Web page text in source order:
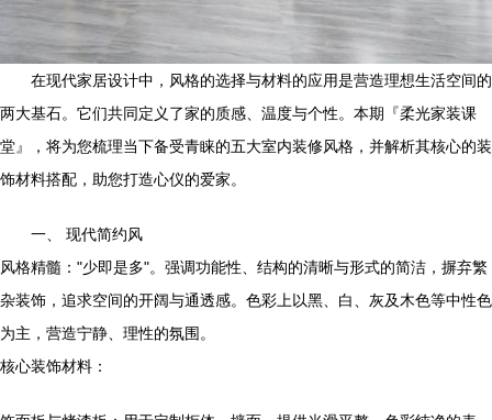
在现代家居设计中，风格的选择与材料的应用是营造理想生活空间的
两大基石。它们共同定义了家的质感、温度与个性。本期『柔光家装课
堂』，将为您梳理当下备受青睐的五大室内装修风格，并解析其核心的装
饰材料搭配，助您打造心仪的爱家。
一、 现代简约风
风格精髓："少即是多"。强调功能性、结构的清晰与形式的简洁，摒弃繁
杂装饰，追求空间的开阔与通透感。色彩上以黑、白、灰及木色等中性色
为主，营造宁静、理性的氛围。
核心装饰材料：